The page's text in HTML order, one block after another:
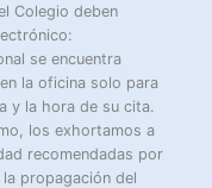
Colegio deben
se encuentra
la oficina solo para
y la hora de su cita.
los exhortamos a
recomendadas por
propagación del